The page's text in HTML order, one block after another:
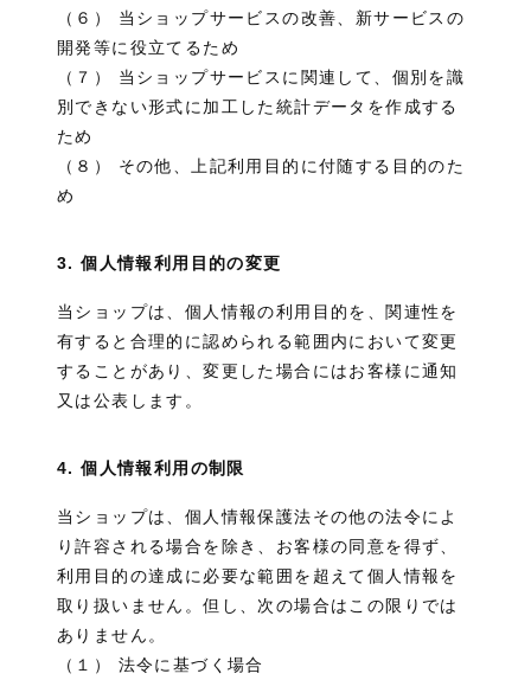
（６） 当ショップサービスの改善、新サービスの
開発等に役立てるため
（７） 当ショップサービスに関連して、個別を識
別できない形式に加工した統計データを作成する
ため
（８） その他、上記利用目的に付随する目的のた
め
3. 個人情報利用目的の変更
当ショップは、個人情報の利用目的を、関連性を
有すると合理的に認められる範囲内において変更
することがあり、変更した場合にはお客様に通知
又は公表します。
4. 個人情報利用の制限
当ショップは、個人情報保護法その他の法令によ
り許容される場合を除き、お客様の同意を得ず、
利用目的の達成に必要な範囲を超えて個人情報を
取り扱いません。但し、次の場合はこの限りでは
ありません。
（１） 法令に基づく場合